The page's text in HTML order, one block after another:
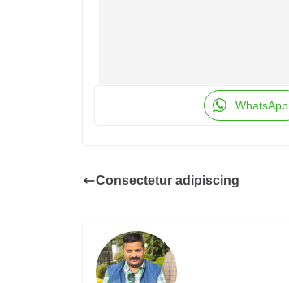
WhatsApp
Consectetur adipiscing